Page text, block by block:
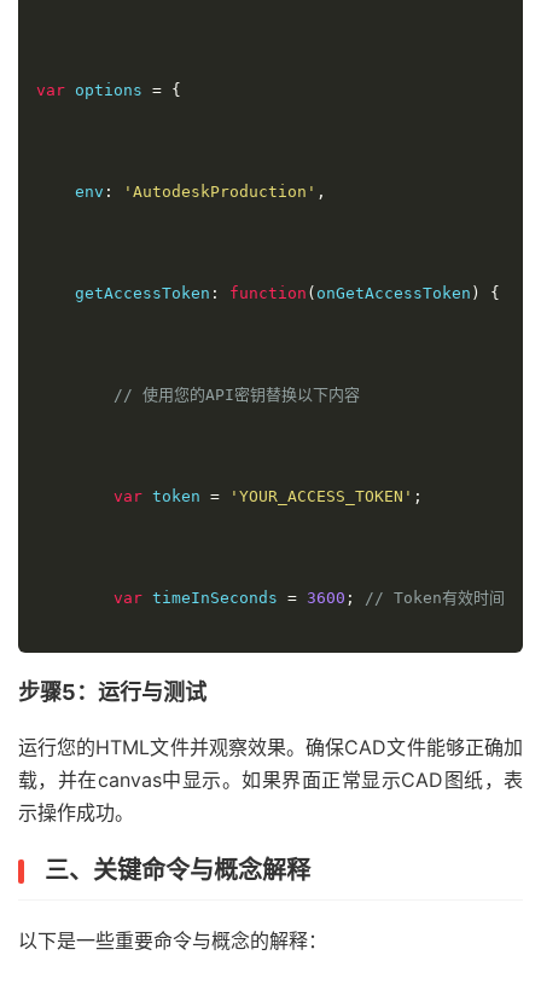
var options = {
    env
: 'AutodeskProduction' ,
    getAccessToken
: function ( onGetAccessToken ) {
// 使用您的API密钥替换以下内容
var token = 'YOUR_ACCESS_TOKEN' ;
var timeInSeconds = 3600 ; // Token有效时间
        onGetAccessToken
步骤5：运行与测试
运行您的HTML文件并观察效果。确保CAD文件能够正确加
载，并在canvas中显示。如果界面正常显示CAD图纸，表
示操作成功。
三、关键命令与概念解释
以下是一些重要命令与概念的解释：